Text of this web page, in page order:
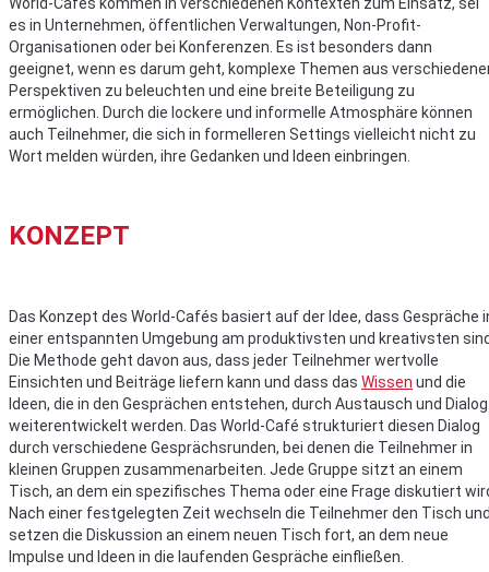
es in Unternehmen, öffentlichen Verwaltungen, Non-Profit-
Organisationen oder bei Konferenzen. Es ist besonders dann
geeignet, wenn es darum geht, komplexe Themen aus
Perspektiven zu beleuchten und eine breite Beteiligung zu
ermöglichen. Durch die lockere und informelle Atmosphäre können
auch Teilnehmer, die sich in formelleren Settings vielleicht nicht zu
Wort melden würden, ihre Gedanken und Ideen einbringen.
KONZEPT
Das Konzept des World-Cafés basiert auf der Idee, dass Gespräche
einer entspannten Umgebung am produktivsten und kreativsten
Die Methode geht davon aus, dass jeder Teilnehmer wertvolle
Einsichten und Beiträge liefern kann und dass das Wissen und die
Ideen, die in den Gesprächen entstehen, durch Austausch und Dialog
weiterentwickelt werden. Das World-Café strukturiert diesen Dialog
durch verschiedene Gesprächsrunden, bei denen die Teilnehmer in
kleinen Gruppen zusammenarbeiten. Jede Gruppe sitzt an einem
Tisch, an dem ein spezifisches Thema oder eine Frage diskutiert
Nach einer festgelegten Zeit wechseln die Teilnehmer den Tisch
setzen die Diskussion an einem neuen Tisch fort, an dem neue
Impulse und Ideen in die laufenden Gespräche einfließen.